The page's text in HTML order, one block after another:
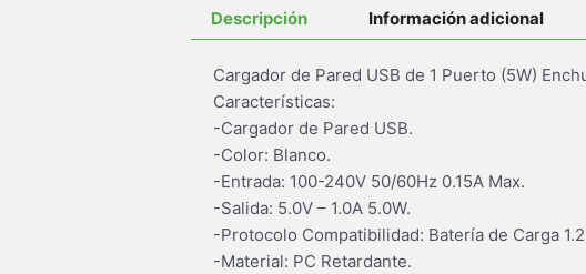
Descripción Información adicional
Cargador de Pared USB de 1 Puerto (5W)
Características:
-Cargador de Pared USB.
-Color: Blanco.
-Entrada: 100-240V 50/60Hz 0.15A Max.
-Salida: 5.0V – 1.0A 5.0W.
-Protocolo Compatibilidad: Batería de Carga
-Material: PC Retardante.